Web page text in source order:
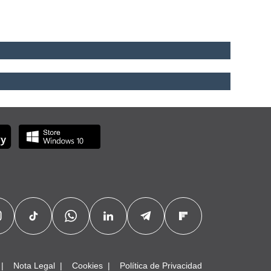
Nota Legal Cookies Política de Privacidad